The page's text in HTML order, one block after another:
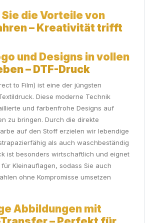
die Vorteile von
– Kreativität trifft
und Designs in vollen
– DTF-Druck
to Film) ist eine der jüngsten
Diese moderne Technik
und farbenfrohe Designs auf
zu bringen. Durch die direkte
auf den Stoff erzielen wir lebendige
als auch waschbeständig
ist besonders wirtschaftlich und eignet
Kleinauflagen, sodass Sie auch
ohne Kompromisse umsetzen
Abbildungen mit